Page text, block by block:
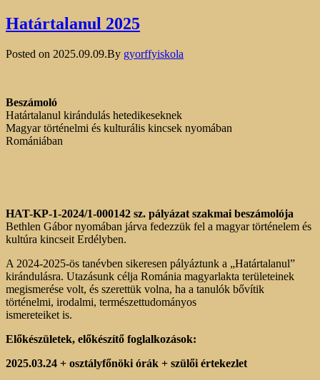
Határtalanul 2025
Posted on 2025.09.09.By gyorffyiskola
Beszámoló
Határtalanul kirándulás hetedikeseknek
Magyar történelmi és kulturális kincsek nyomában
Romániában
HAT-KP-1-2024/1-000142 sz. pályázat szakmai beszámolója
Bethlen Gábor nyomában járva fedezzük fel a magyar történelem és
kultúra kincseit Erdélyben.
A 2024-2025-ös tanévben sikeresen pályáztunk a „Határtalanul”
kirándulásra. Utazásunk célja Románia magyarlakta területeinek
megismerése volt, és szerettük volna, ha a tanulók bővítik
történelmi, irodalmi, természettudományos
ismereteiket is.
Előkészületek, előkészítő foglalkozások:
2025.03.24 + osztályfőnöki órák + szülői értekezlet